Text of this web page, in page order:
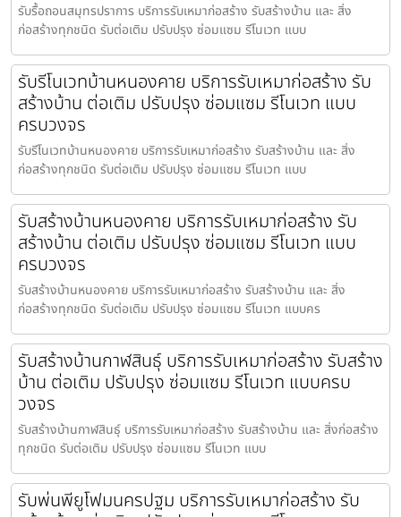
รับรื้อถอนสมุทรปราการ บริการรับเหมาก่อสร้าง รับสร้างบ้าน และ สิ่ง
ก่อสร้างทุกชนิด รับต่อเติม ปรับปรุง ซ่อมแซม รีโนเวท แบบ
รับรีโนเวทบ้านหนองคาย บริการรับเหมาก่อสร้าง รับ
สร้างบ้าน ต่อเติม ปรับปรุง ซ่อมแซม รีโนเวท แบบ
ครบวงจร
รับรีโนเวทบ้านหนองคาย บริการรับเหมาก่อสร้าง รับสร้างบ้าน และ สิ่ง
ก่อสร้างทุกชนิด รับต่อเติม ปรับปรุง ซ่อมแซม รีโนเวท แบบ
รับสร้างบ้านหนองคาย บริการรับเหมาก่อสร้าง รับ
สร้างบ้าน ต่อเติม ปรับปรุง ซ่อมแซม รีโนเวท แบบ
ครบวงจร
รับสร้างบ้านหนองคาย บริการรับเหมาก่อสร้าง รับสร้างบ้าน และ สิ่ง
ก่อสร้างทุกชนิด รับต่อเติม ปรับปรุง ซ่อมแซม รีโนเวท แบบคร
รับสร้างบ้านกาฬสินธุ์ บริการรับเหมาก่อสร้าง รับสร้าง
บ้าน ต่อเติม ปรับปรุง ซ่อมแซม รีโนเวท แบบครบ
วงจร
รับสร้างบ้านกาฬสินธุ์ บริการรับเหมาก่อสร้าง รับสร้างบ้าน และ สิ่งก่อสร้าง
ทุกชนิด รับต่อเติม ปรับปรุง ซ่อมแซม รีโนเวท แบบ
รับพ่นพียูโฟมนครปฐม บริการรับเหมาก่อสร้าง รับ